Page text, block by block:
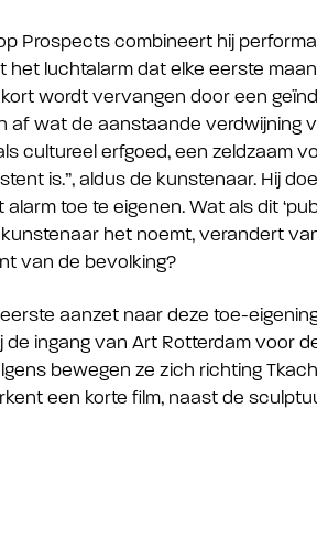
Prospects combineert hij
het luchtalarm dat elke eerste
wordt vervangen door een
af wat de aanstaande verdwijning
cultureel erfgoed, een zeldzaam
is.”, aldus de kunstenaar. Hij
toe te eigenen. Wat als dit
het noemt, verandert
van de bevolking?
aanzet naar deze toe-
de ingang van Art Rotterdam voor
bewegen ze zich richting
een korte film, naast de